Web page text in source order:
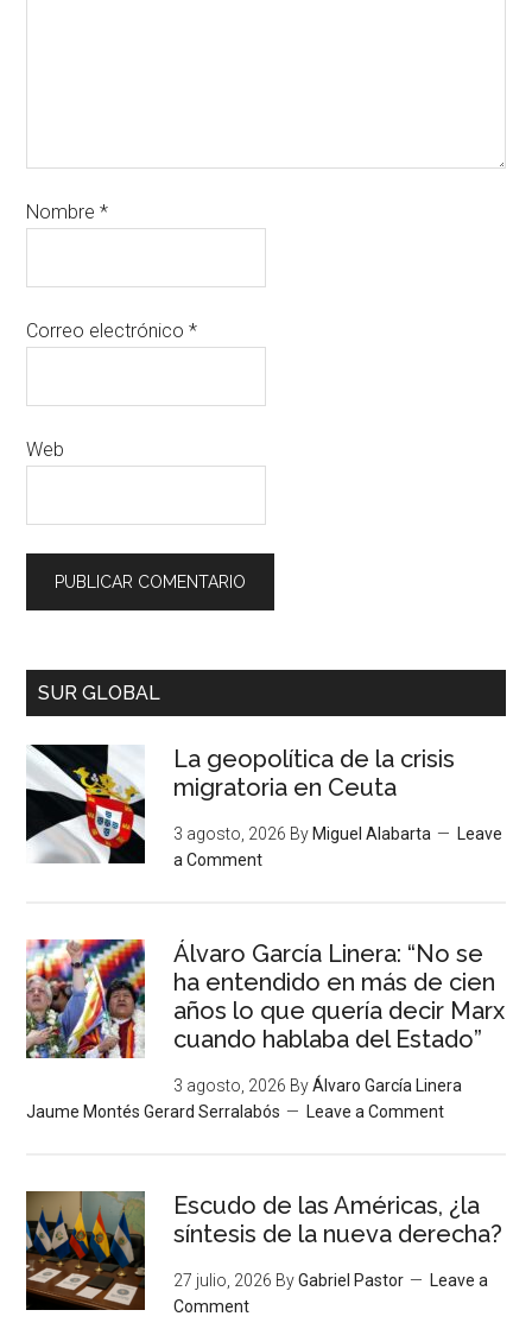
Nombre*
Correo electrónico*
Web
SUR GLOBAL
La geopolítica de la crisis
migratoria en Ceuta
3 agosto, 2026 By Miguel Alabarta
Leave
a Comment
Álvaro García Linera: “No se
ha entendido en más de cien
años lo que quería decir Marx
cuando hablaba del Estado”
3 agosto, 2026 ByÁlvaro García Linera
Jaume Montés Gerard Serralabós
Leave a Comment
Escudo de las Américas, ¿la
síntesis de la nueva derecha?
27 julio, 2026 ByGabriel Pastor
Leave a
Comment